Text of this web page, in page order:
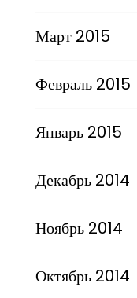
Март 2015
Февраль 2015
Январь 2015
Декабрь 2014
Ноябрь 2014
Октябрь 2014